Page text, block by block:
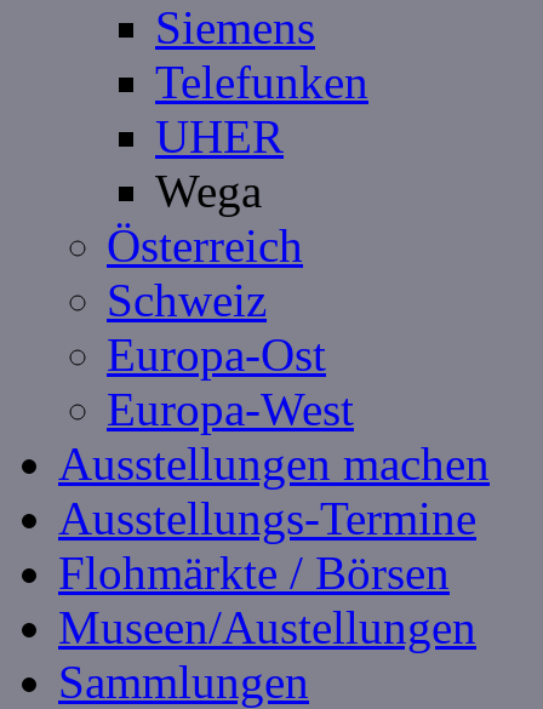
Siemens
Telefunken
UHER
Wega
Österreich
Schweiz
Europa-Ost
Europa-West
Ausstellungen machen
Ausstellungs-Termine
Flohmärkte / Börsen
Museen/Austellungen
Sammlungen